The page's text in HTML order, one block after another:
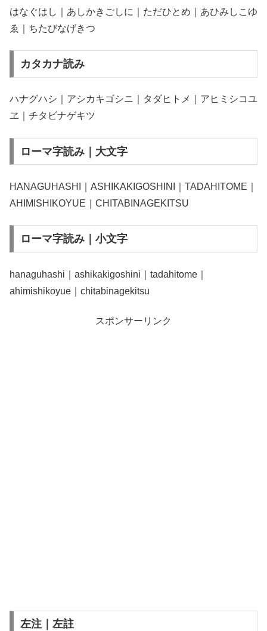
はなぐはし｜あしかきごしに｜ただひとめ｜あひみしこゆ
ゑ｜ちたびなげきつ
カタカナ読み
ハナグハシ｜アシカキゴシニ｜タダヒトメ｜アヒミシコユ
ヱ｜チタビナゲキツ
ローマ字読み｜大文字
HANAGUHASHI｜ASHIKAKIGOSHINI｜TADAHITOME｜
AHIMISHIKOYUE｜CHITABINAGEKITSU
ローマ字読み｜小文字
hanaguhashi｜ashikakigoshini｜tadahitome｜
ahimishikoyue｜chitabinagekitsu
スポンサーリンク
左注｜左註